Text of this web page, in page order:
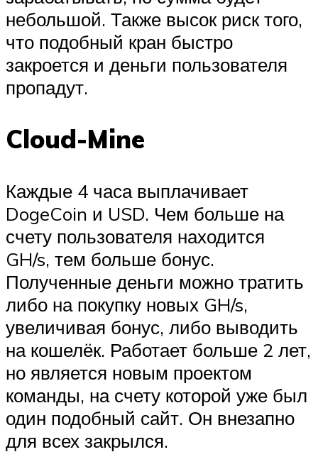
небольшой. Также высок риск того,
что подобный кран быстро
закроется и деньги пользователя
пропадут.
Cloud-Mine
Каждые 4 часа выплачивает
DogeCoin и USD. Чем больше на
счету пользователя находится
GH/s, тем больше бонус.
Полученные деньги можно тратить
либо на покупку новых GH/s,
увеличивая бонус, либо выводить
на кошелёк. Работает больше 2 лет,
но является новым проектом
команды, на счету которой уже был
один подобный сайт. Он внезапно
для всех закрылся.